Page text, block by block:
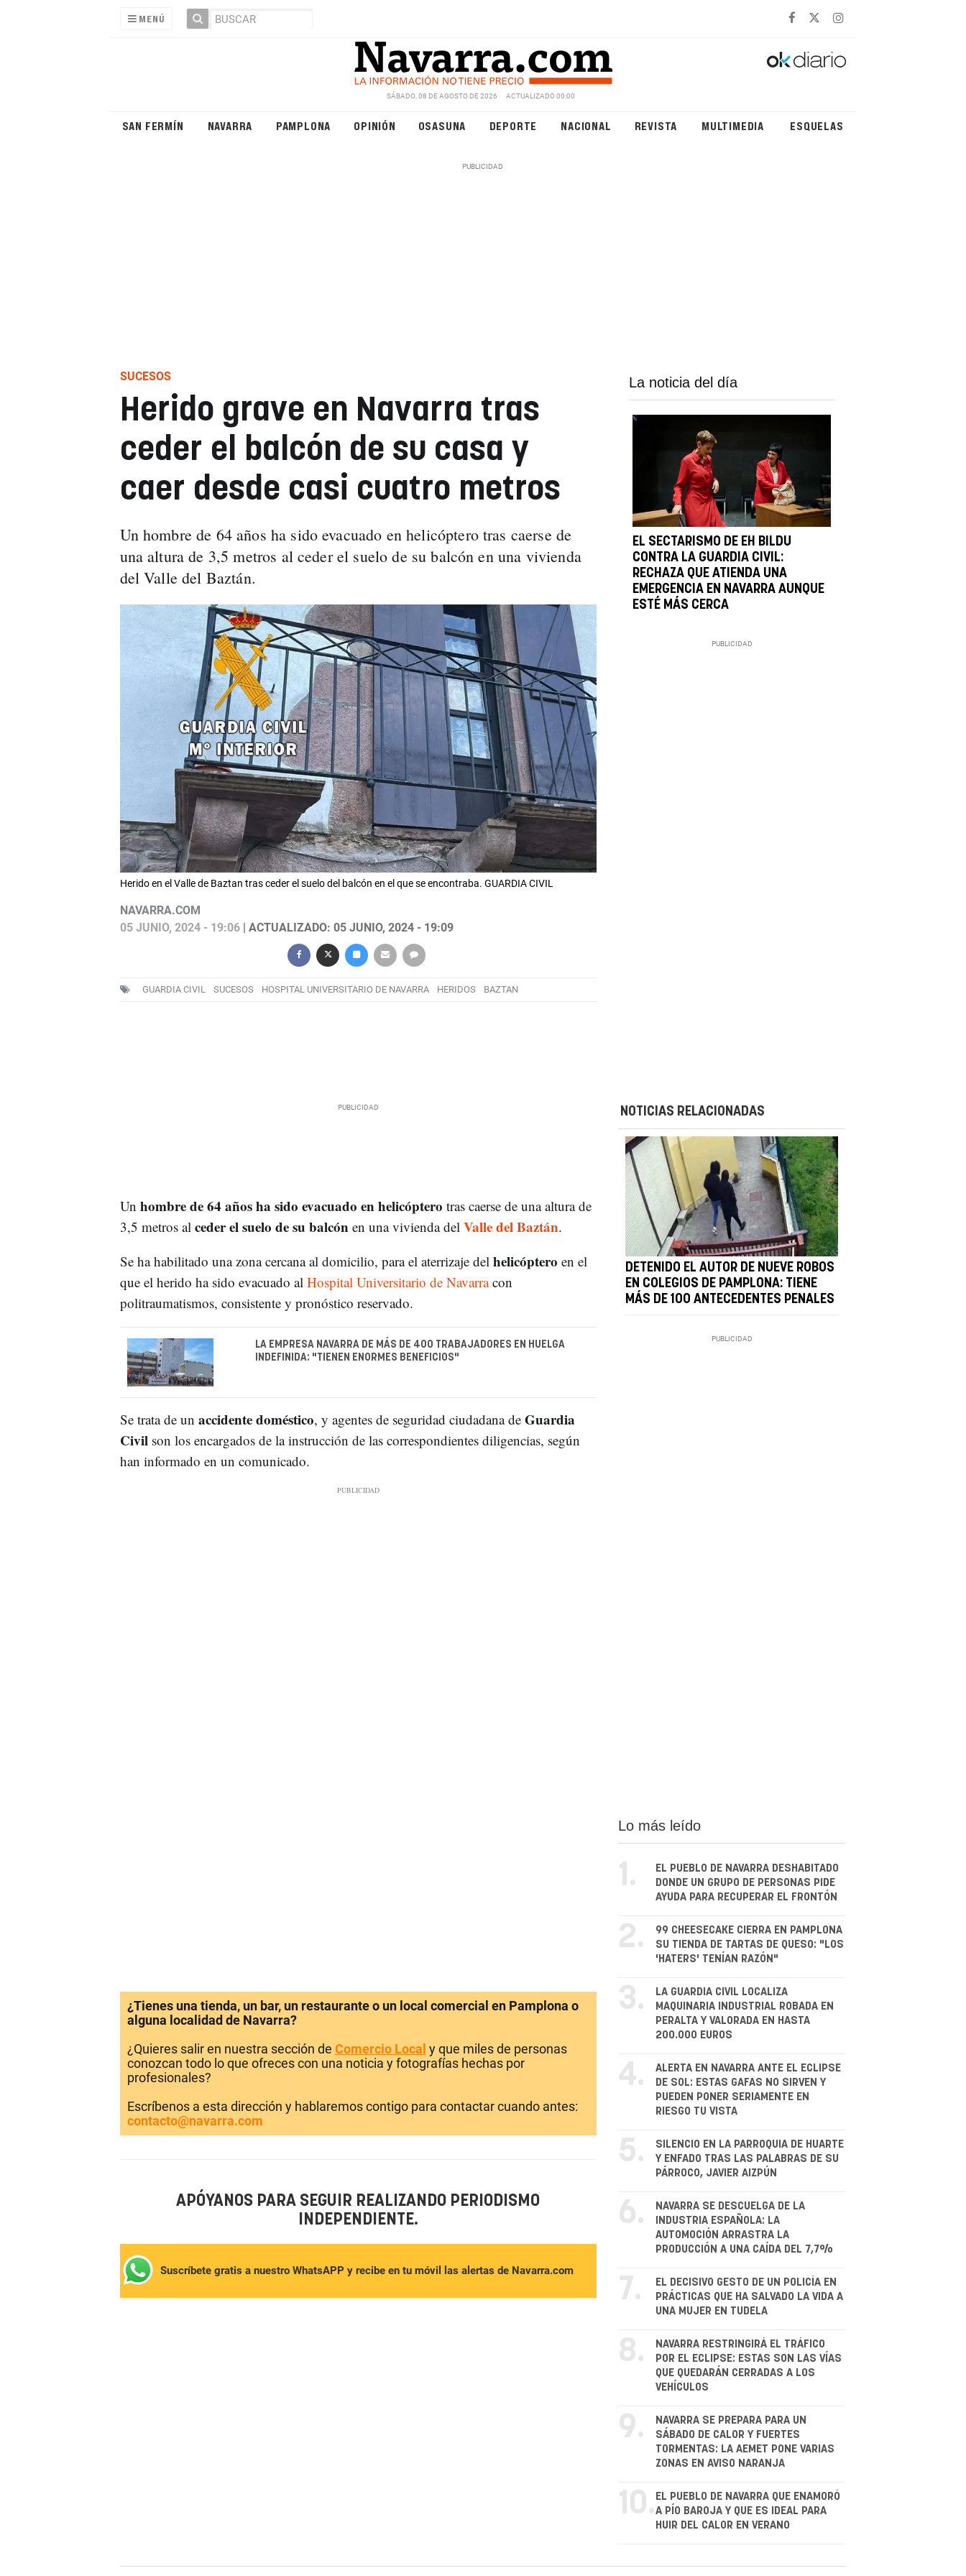
MENÚ
SÁBADO, 08 DE AGOSTO DE 2026 ACTUALIZADO 00:00
SAN FERMÍN NAVARRA PAMPLONA OPINIÓN OSASUNA DEPORTE NACIONAL REVISTA MULTIMEDIA ESQUELAS
SUCESOS
Herido grave en Navarra tras
ceder el balcón de su casa y
caer desde casi cuatro metros
Un hombre de 64 años ha sido evacuado en helicóptero tras caerse de
una altura de 3,5 metros al ceder el suelo de su balcón en una vivienda
del Valle del Baztán.
Herido en el Valle de Baztan tras ceder el suelo del balcón en el que se encontraba. GUARDIA CIVIL
NAVARRA.COM
05 JUNIO, 2024 - 19:06| ACTUALIZADO: 05 JUNIO, 2024 - 19:09
GUARDIA CIVIL SUCESOS HOSPITAL UNIVERSITARIO DE NAVARRA HERIDOS BAZTAN
La noticia del día
EL SECTARISMO DE EH BILDU
CONTRA LA GUARDIA CIVIL:
RECHAZA QUE ATIENDA UNA
EMERGENCIA EN NAVARRA AUNQUE
ESTÉ MÁS CERCA
Un hombre de 64 años ha sido evacuado en helicóptero tras caerse de una altura de
3,5 metros al ceder el suelo de su balcón en una vivienda del Valle del Baztán.
Se ha habilitado una zona cercana al domicilio, para el aterrizaje del helicóptero en el
que el herido ha sido evacuado al Hospital Universitario de Navarracon
politraumatismos, consistente y pronóstico reservado.
LA EMPRESA NAVARRA DE MÁS DE 400 TRABAJADORES EN HUELGA
INDEFINIDA: "TIENEN ENORMES BENEFICIOS"
Se trata de un accidente doméstico, y agentes de seguridad ciudadana de Guardia
Civil son los encargados de la instrucción de las correspondientes diligencias, según
han informado en un comunicado.
NOTICIAS RELACIONADAS
DETENIDO EL AUTOR DE NUEVE ROBOS
EN COLEGIOS DE PAMPLONA: TIENE
MÁS DE 100 ANTECEDENTES PENALES
¿Tienes una tienda, un bar, un restaurante o un local comercial en Pamplona o
alguna localidad de Navarra?
¿Quieres salir en nuestra sección de Comercio Local y que miles de personas
conozcan todo lo que ofreces con una noticia y fotografías hechas por
profesionales?
Escríbenos a esta dirección y hablaremos contigo para contactar cuando antes:
contacto@navarra.com
APÓYANOS PARA SEGUIR REALIZANDO PERIODISMO
INDEPENDIENTE.
Suscríbete gratis a nuestro WhatsAPP y recibe en tu móvil las alertas de Navarra.com
Lo más leído
1.
EL PUEBLO DE NAVARRA DESHABITADO
DONDE UN GRUPO DE PERSONAS PIDE
AYUDA PARA RECUPERAR EL FRONTÓN
2.
99 CHEESECAKE CIERRA EN PAMPLONA
SU TIENDA DE TARTAS DE QUESO: "LOS
'HATERS' TENÍAN RAZÓN"
3.
LA GUARDIA CIVIL LOCALIZA
MAQUINARIA INDUSTRIAL ROBADA EN
PERALTA Y VALORADA EN HASTA
200.000 EUROS
4.
ALERTA EN NAVARRA ANTE EL ECLIPSE
DE SOL: ESTAS GAFAS NO SIRVEN Y
PUEDEN PONER SERIAMENTE EN
RIESGO TU VISTA
5.
SILENCIO EN LA PARROQUIA DE HUARTE
Y ENFADO TRAS LAS PALABRAS DE SU
PÁRROCO, JAVIER AIZPÚN
6.
NAVARRA SE DESCUELGA DE LA
INDUSTRIA ESPAÑOLA: LA
AUTOMOCIÓN ARRASTRA LA
PRODUCCIÓN A UNA CAÍDA DEL 7,7%
7.
EL DECISIVO GESTO DE UN POLICÍA EN
PRÁCTICAS QUE HA SALVADO LA VIDA A
UNA MUJER EN TUDELA
8.
NAVARRA RESTRINGIRÁ EL TRÁFICO
POR EL ECLIPSE: ESTAS SON LAS VÍAS
QUE QUEDARÁN CERRADAS A LOS
VEHÍCULOS
9.
NAVARRA SE PREPARA PARA UN
SÁBADO DE CALOR Y FUERTES
TORMENTAS: LA AEMET PONE VARIAS
ZONAS EN AVISO NARANJA
10. EL PUEBLO DE NAVARRA QUE ENAMORÓ
A PÍO BAROJA Y QUE ES IDEAL PARA
HUIR DEL CALOR EN VERANO